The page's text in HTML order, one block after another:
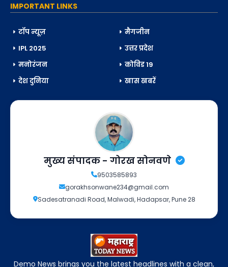
IMPORTANT LINKS
टॉप न्यूज़
मैगजीन
IPL 2025
उत्तर प्रदेश
मनोरंजन
कोविड 19
देश दुनिया
खास खबरें
मुख्य संपादक - गोरख सोनवणे
9503585893
gorakhsonwane234@gmail.com
Sadesatranadi Road, Malwadi, Hadapsar, Pune 28
Demo News brings you the latest headlines with a clean,